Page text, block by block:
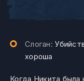
Слоган:
хороша
Когда Никита